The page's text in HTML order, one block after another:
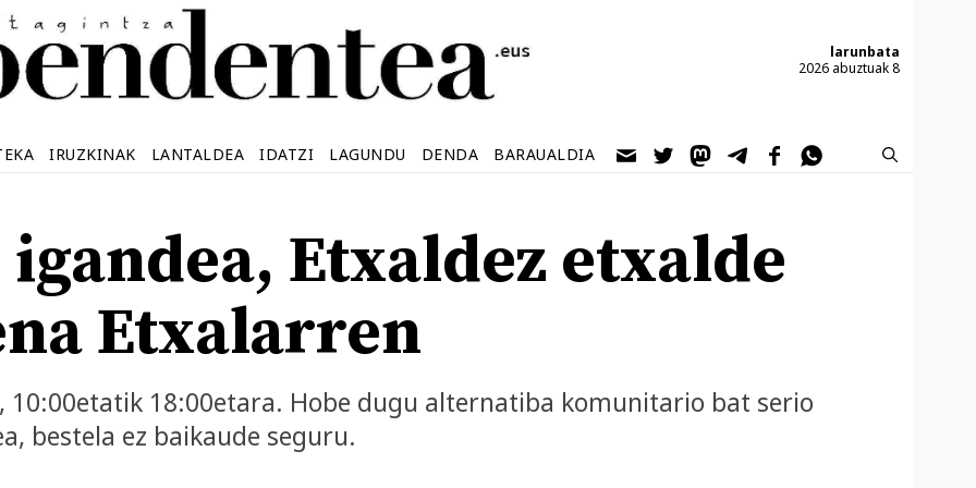
larunbata
2026 abuztuak 8
IRUZKINAK LANTALDEA IDATZI LAGUNDU DENDA BARAUALDIA
Etxaldez etxalde
Etxalarren
10:00etatik 18:00etara. Hobe dugu alternatiba komunitario bat serio
bestela ez baikaude seguru.